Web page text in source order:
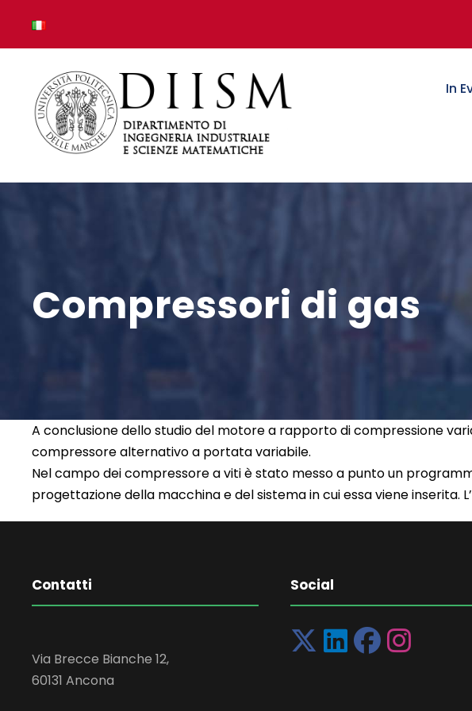
In
Compressori di gas
A conclusione dello studio del motore a rapporto di compressione
compressore alternativo a portata variabile.
Nel campo dei compressore a viti è stato messo a punto un
progettazione della macchina e del sistema in cui essa viene
Contatti
Via Brecce Bianche 12,
60131 Ancona
Social